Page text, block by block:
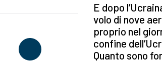
E dopo
volo di nove
proprio nel
confine
Quanto sono